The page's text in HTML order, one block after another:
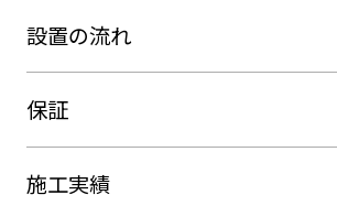
設置の流れ
保証
施工実績